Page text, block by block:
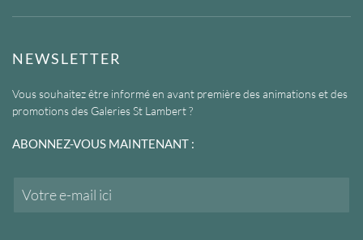
NEWSLETTER
Vous souhaitez être informé en avant première des animations et des
promotions des Galeries St Lambert ?
ABONNEZ-VOUS MAINTENANT :